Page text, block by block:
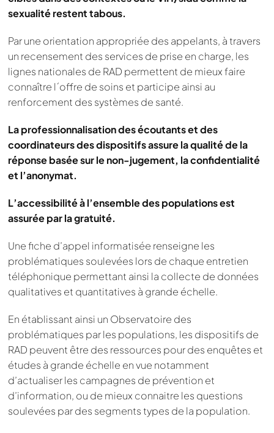
sexualité restent tabous.
Par une orientation appropriée des appelants, à travers
un recensement des services de prise en charge, les
lignes nationales de RAD permettent de mieux faire
connaître l´offre de soins et participe ainsi au
renforcement des systèmes de santé.
La professionnalisation des écoutants et des
coordinateurs des dispositifs assure la qualité de la
réponse basée sur le non-jugement, la confidentialité
et l’anonymat.
L’accessibilité à l’ensemble des populations est
assurée par la gratuité.
Une fiche d’appel informatisée renseigne les
problématiques soulevées lors de chaque entretien
téléphonique permettant ainsi la collecte de données
qualitatives et quantitatives à grande échelle.
En établissant ainsi un Observatoire des
problématiques par les populations, les dispositifs de
RAD peuvent être des ressources pour des enquêtes et
études à grande échelle en vue notamment
d’actualiser les campagnes de prévention et
d’information, ou de mieux connaitre les questions
soulevées par des segments types de la population.